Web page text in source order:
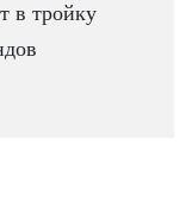
в тройку